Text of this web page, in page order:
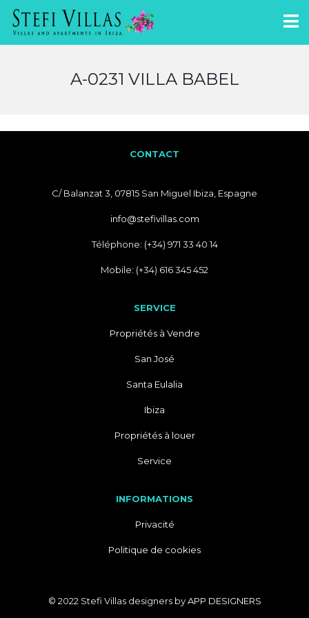
A-0231 VILLA BABEL
CONTACT
C/ Balanzat 3, 07815 San Miguel Ibiza, Espagne
info@stefivillas.com
Téléphone: (+34) 971 33 40 14
Mobile: (+34) 616 345 452
SERVICE
Propriétés à Vendre
San José
Santa Eulalia
Ibiza
Propriétés à louer
Service
INFORMATIONS
Privacité
Politique de cookies
© 2022 Stefi Villas designers byAPP DESIGNERS